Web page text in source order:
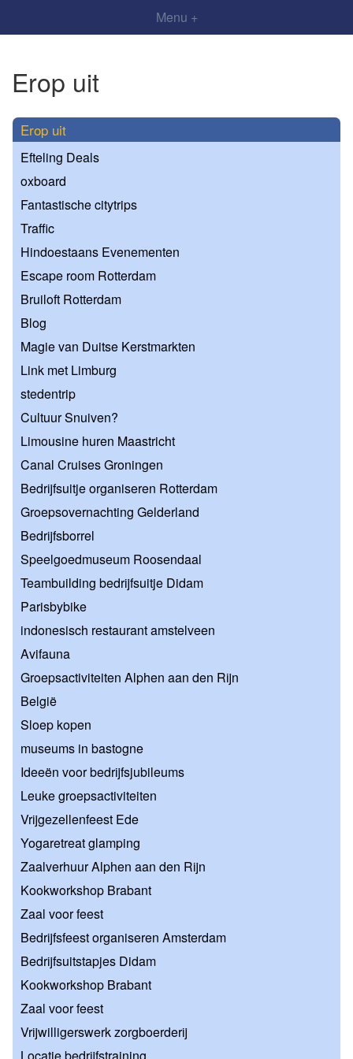
Menu +
Erop uit
Erop uit
Efteling Deals
oxboard
Fantastische citytrips
Traffic
Hindoestaans Evenementen
Escape room Rotterdam
Bruiloft Rotterdam
Blog
Magie van Duitse Kerstmarkten
Link met Limburg
stedentrip
Cultuur Snuiven?
Limousine huren Maastricht
Canal Cruises Groningen
Bedrijfsuitje organiseren Rotterdam
Groepsovernachting Gelderland
Bedrijfsborrel
Speelgoedmuseum Roosendaal
Teambuilding bedrijfsuitje Didam
Parisbybike
indonesisch restaurant amstelveen
Avifauna
Groepsactiviteiten Alphen aan den Rijn
België
Sloep kopen
museums in bastogne
Ideeën voor bedrijfsjubileums
Leuke groepsactiviteiten
Vrijgezellenfeest Ede
Yogaretreat glamping
Zaalverhuur Alphen aan den Rijn
Kookworkshop Brabant
Zaal voor feest
Bedrijfsfeest organiseren Amsterdam
Bedrijfsuitstapjes Didam
Kookworkshop Brabant
Zaal voor feest
Vrijwilligerswerk zorgboerderij
Locatie bedrijfstraining